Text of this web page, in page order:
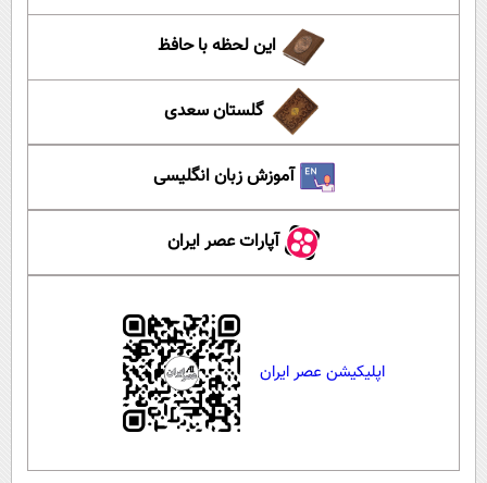
این لحظه با حافظ
گلستان سعدی
آموزش زبان انگلیسی
آپارات عصر ایران
اپلیکیشن عصر ایران